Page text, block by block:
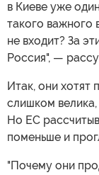
в Киеве уже
такого важного
не входит? За
Россия", —
Итак, они хотят
слишком
Но ЕС
поменьше и
"Почему они